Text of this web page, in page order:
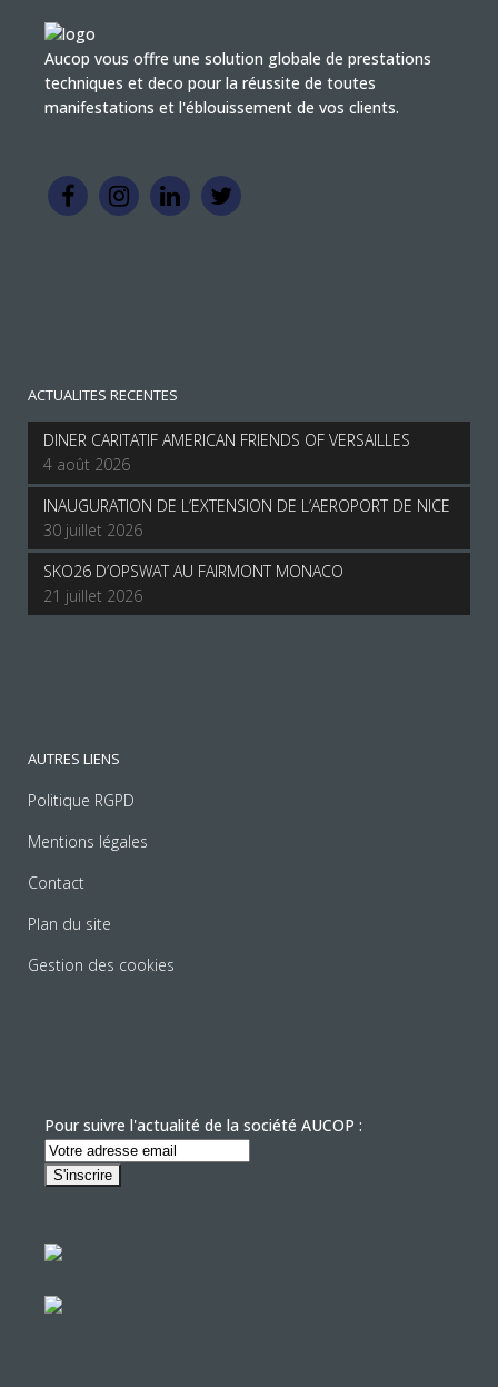
Aucop vous offre une solution globale de prestations
techniques et deco pour la réussite de toutes
manifestations et l'éblouissement de vos clients.
ACTUALITES RECENTES
DINER CARITATIF AMERICAN FRIENDS OF VERSAILLES
4 août 2026
INAUGURATION DE L’EXTENSION DE L’AEROPORT DE NICE
30 juillet 2026
SKO26 D’OPSWAT AU FAIRMONT MONACO
21 juillet 2026
AUTRES LIENS
Politique RGPD
Mentions légales
Contact
Plan du site
Gestion des cookies
Pour suivre l'actualité de la société AUCOP :